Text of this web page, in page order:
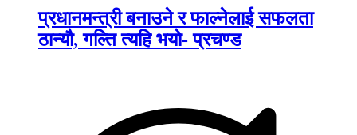
प्रधानमन्त्री बनाउने र फाल्नेलाई सफलता
ठान्यौ, गल्ति त्यहि भयो- प्रचण्ड